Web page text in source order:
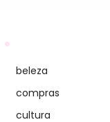
beleza
compras
cultura